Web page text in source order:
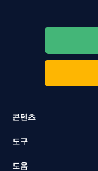
콘텐츠
도구
도움